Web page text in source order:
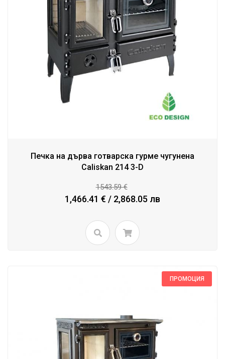
Печка на дърва готварска гурме чугунена
Caliskan 214 3-D
1543.59 €
1,466.41 € / 2,868.05 лв
ПРОМОЦИЯ